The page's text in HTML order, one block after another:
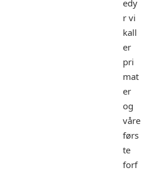
edy
r vi
kall
er
pri
mat
er
og
våre
førs
te
forf